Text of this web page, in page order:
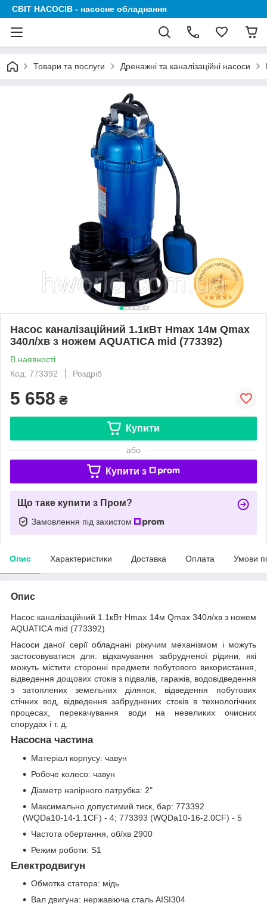
СВІТ НАСОСІВ - насосне обладнання
Товари та послуги Дренажні та каналізаційні насоси
Насос каналізаційний 1.1кВт Hmax 14м Qmax
340л/хв з ножем AQUATICA mid (773392)
В наявності
Код: 773392
Роздріб
5 658 ₴
Купити
або
Купити з
Що таке купити з Пром?
Замовлення під захистом
Опис Характеристики Доставка Оплата Умови
Опис
Насос каналізаційний 1.1кВт Hmax 14м Qmax 340л/хв з ножем
AQUATICA mid (773392)
Насоси даної серії обладнані ріжучим механізмом і можуть
застосовуватися для: відкачування забрудненої рідини, які
можуть містити сторонні предмети побутового використання,
відведення дощових стоків з підвалів, гаражів, водовідведення
з затоплених земельних ділянок, відведення побутових
стічних вод, відведення забруднених стоків в технологічних
процесах, перекачування води на невеликих очисних
спорудах і т. д.
Насосна частина
Матеріал корпусу: чавун
Робоче колесо: чавун
Діаметр напірного патрубка: 2"
Максимально допустимий тиск, бар: 773392
(WQDa10-14-1.1CF) - 4; 773393 (WQDa10-16-2.0CF) - 5
Частота обертання, об/хв 2900
Режим роботи: S1
Електродвигун
Обмотка статора: мідь
Вал двигуна: нержавіюча сталь AISI304